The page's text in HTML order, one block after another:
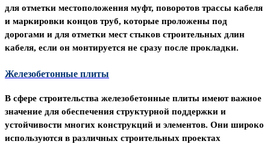
для отметки местоположения муфт, поворотов трассы кабеля
и маркировки концов труб, которые проложены под
дорогами и для отметки мест стыков строительных длин
кабеля, если он монтируется не сразу после прокладки.
Железобетонные плиты
В сфере строительства железобетонные плиты имеют важное
значение для обеспечения структурной поддержки и
устойчивости многих конструкций и элементов. Они широко
используются в различных строительных проектах